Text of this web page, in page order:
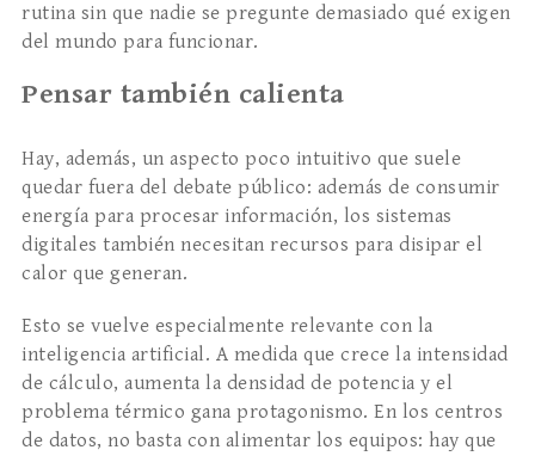
rutina sin que nadie se pregunte demasiado qué exigen
del mundo para funcionar.
Pensar también calienta
Hay, además, un aspecto poco intuitivo que suele
quedar fuera del debate público: además de consumir
energía para procesar información, los sistemas
digitales también necesitan recursos para disipar el
calor que generan.
Esto se vuelve especialmente relevante con la
inteligencia artificial. A medida que crece la intensidad
de cálculo, aumenta la densidad de potencia y el
problema térmico gana protagonismo. En los centros
de datos, no basta con alimentar los equipos: hay que